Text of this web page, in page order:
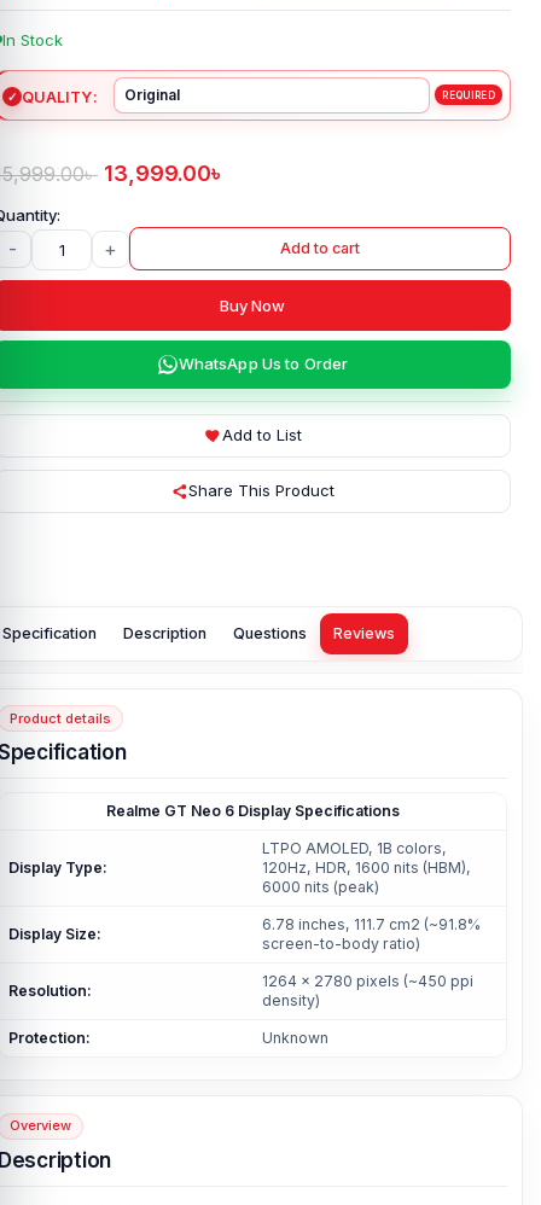
In Stock
QUALITY
৳ 13,999.00৳
- + Add to cart
Buy Now
WhatsApp Us to Order
Add to List
Share This Product
Specification Description Questions Reviews
Product details
Realme GT Neo 6 Display Specifications
Display Type:
LTPO AMOLED, 1B colors,
120Hz, HDR, 1600 nits (HBM),
6000 nits (peak)
Display Size:
6.78 inches, 111.7 cm2 (~91.8%
screen-to-body ratio)
Resolution:
1264 x 2780 pixels (~450 ppi
density)
Protection: Unknown
Overview